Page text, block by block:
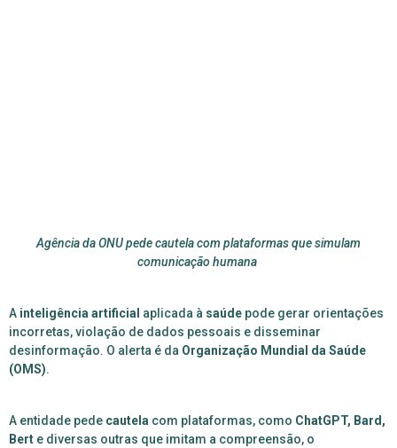
Agência da ONU pede cautela com plataformas que simulam
comunicação humana
A inteligência artificial aplicada à saúde pode gerar orientações
incorretas, violação de dados pessoais e disseminar
desinformação. O alerta é da Organização Mundial da Saúde
(OMS).
A entidade pede cautela com plataformas, como ChatGPT, Bard,
Bert e diversas outras que imitam a compreensão, o